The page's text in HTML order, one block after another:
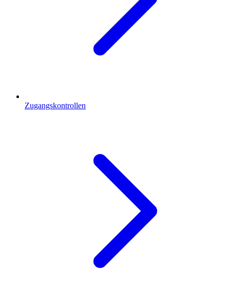
Zugangskontrollen